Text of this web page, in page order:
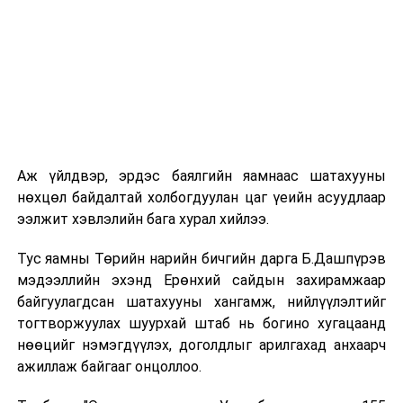
хэрэгжүүлэх юм.
Уг хөтөлбөрүүд хэрэгжсэнээр бичил болон жижиг,
дунд үйлдвэр, үйлчилгээ эрхлэгчдийн мэдлэг,
чадварыг дээшлүүлэх, санхүүгийн чадамжийг
нэмэгдүүлж, дундаж давхаргын нийгэмд эзлэх хувь
хэмжээг өсгөхөд бодитой хувь нэмрийг оруулж
Аж үйлдвэр, эрдэс баялгийн яамнаас шатахууны
нөхцөл байдалтай холбогдуулан цаг үеийн асуудлаар
ээлжит хэвлэлийн бага хурал хийлээ.
Тус яамны Төрийн нарийн бичгийн дарга Б.Дашпүрэв
мэдээллийн эхэнд Ерөнхий сайдын захирамжаар
байгуулагдсан шатахууны хангамж, нийлүүлэлтийг
тогтворжуулах шуурхай штаб нь богино хугацаанд
нөөцийг нэмэгдүүлэх, доголдлыг арилгахад анхаарч
ажиллаж байгааг онцоллоо.